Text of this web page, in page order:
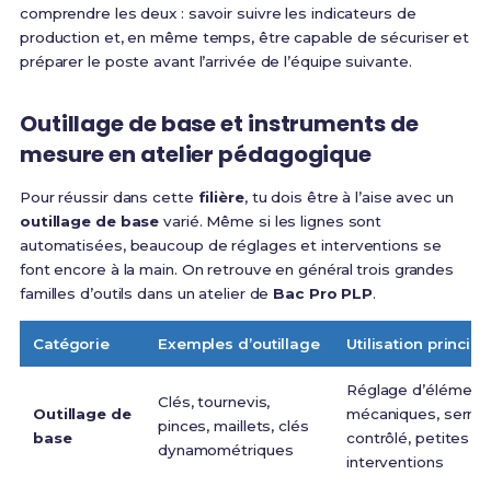
comprendre les deux : savoir suivre les indicateurs de
production et, en même temps, être capable de sécuriser et
préparer le poste avant l’arrivée de l’équipe suivante.
Outillage de base et instruments de
mesure en atelier pédagogique
Pour réussir dans cette filière, tu dois être à l’aise avec un
outillage de base varié. Même si les lignes sont
automatisées, beaucoup de réglages et interventions se
font encore à la main. On retrouve en général trois grandes
familles d’outils dans un atelier de Bac Pro PLP.
Catégorie Exemples d’outillage Utilisation
Outillage de
base
Clés, tournevis,
pinces, maillets, clés
dynamométriques
Réglage
mécaniques,
contrôlé, petites
interventions